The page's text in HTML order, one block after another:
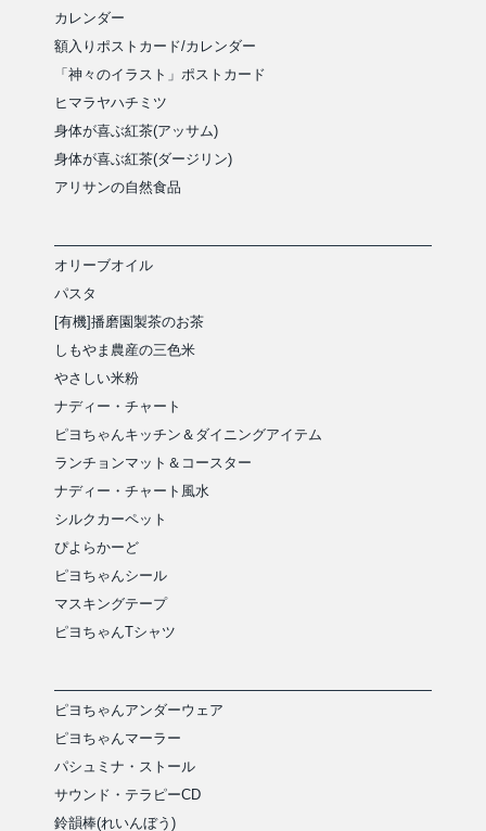
カレンダー
額入りポストカード/カレンダー
「神々のイラスト」ポストカード
ヒマラヤハチミツ
身体が喜ぶ紅茶(アッサム)
身体が喜ぶ紅茶(ダージリン)
アリサンの自然食品
オリーブオイル
パスタ
[有機]播磨園製茶のお茶
しもやま農産の三色米
やさしい米粉
ナディー・チャート
ピヨちゃんキッチン＆ダイニングアイテム
ランチョンマット＆コースター
ナディー・チャート風水
シルクカーペット
ぴよらかーど
ピヨちゃんシール
マスキングテープ
ピヨちゃんTシャツ
ピヨちゃんアンダーウェア
ピヨちゃんマーラー
パシュミナ・ストール
サウンド・テラピーCD
鈴韻棒(れいんぼう)